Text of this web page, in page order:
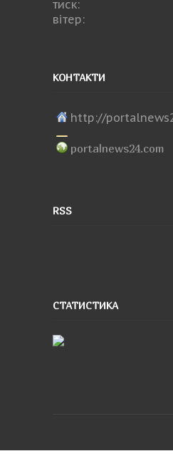
тиск:
вітер:
КОНТАКТИ
http://
portalnews24.com
RSS
СТАТИСТИКА